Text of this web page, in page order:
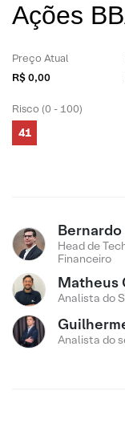
Ações
Preço Atual
R$ 0,00
Risco (0 - 100)
41
Head de
Financeiro
Matheus
Analista do
Analista do